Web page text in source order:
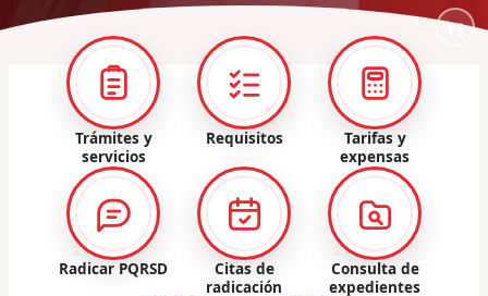
❚❚
Trámites y
servicios
Requisitos
Tarifas y
expensas
Radicar PQRSD
Citas de
radicación
Consulta de
expedientes